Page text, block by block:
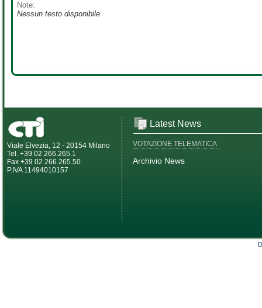
Note:
Nessun testo disponibile
Viale Elvezia, 12 - 20154 Milano
Tel. +39 02 266.265.1
Fax +39 02 266.265.50
P.IVA 11494010157
Latest News
VOTAZIONE TELEMATICA
Archivio News